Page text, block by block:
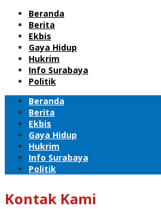
Beranda
Berita
Ekbis
Gaya Hidup
Hukrim
Info Surabaya
Politik
Beranda
Berita
Ekbis
Gaya Hidup
Hukrim
Info Surabaya
Politik
Kontak Kami